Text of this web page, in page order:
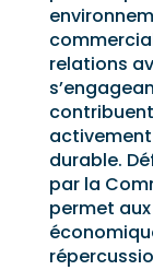
relations
durable.
par la
permet